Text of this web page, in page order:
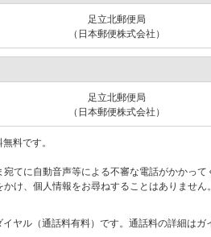
足立北郵便局
（日本郵便株式会社）
足立北郵便局
（日本郵便株式会社）
料です。
てに自動音声等による不審な電話がかかって
け、個人情報をお尋ねすることはありません。
ヤル（通話料有料）です。通話料の詳細はガ